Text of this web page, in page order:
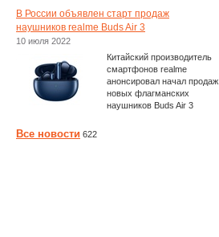
В России объявлен старт продаж
наушников realme Buds Air 3
10 июля 2022
Китайский производитель
смартфонов realme
анонсировал начал продаж
новых флагманских
наушников Buds Air 3
Все новости 622